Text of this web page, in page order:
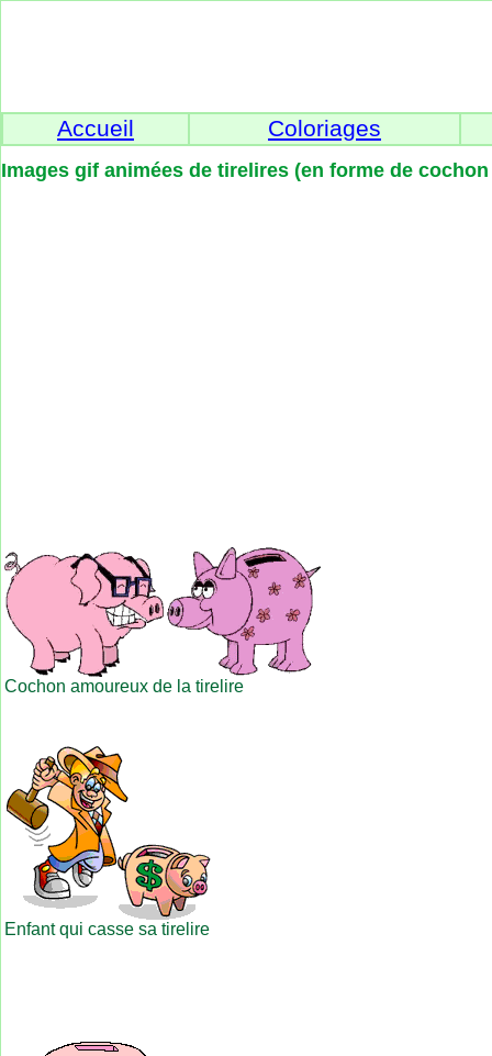
Accueil Coloriages
Images gif animées de tirelires (en forme de
Cochon amoureux de la tirelire
Enfant qui casse sa tirelire